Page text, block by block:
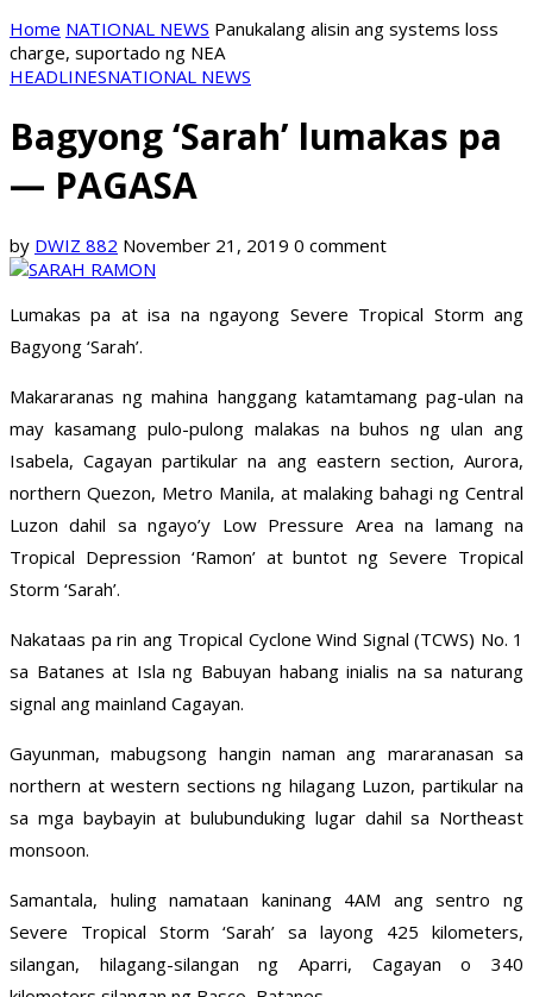
Home NATIONAL NEWS Panukalang alisin ang systems loss
charge, suportado ng NEA
HEADLINESNATIONAL NEWS
Bagyong ‘Sarah’ lumakas pa
— PAGASA
by DWIZ 882 November 21, 2019 0 comment
Lumakas pa at isa na ngayong Severe Tropical Storm ang
Bagyong ‘Sarah’.
Makararanas ng mahina hanggang katamtamang pag-ulan na
may kasamang pulo-pulong malakas na buhos ng ulan ang
Isabela, Cagayan partikular na ang eastern section, Aurora,
northern Quezon, Metro Manila, at malaking bahagi ng Central
Luzon dahil sa ngayo’y Low Pressure Area na lamang na
Tropical Depression ‘Ramon’ at buntot ng Severe Tropical
Storm ‘Sarah’.
Nakataas pa rin ang Tropical Cyclone Wind Signal (TCWS) No. 1
sa Batanes at Isla ng Babuyan habang inialis na sa naturang
signal ang mainland Cagayan.
Gayunman, mabugsong hangin naman ang mararanasan sa
northern at western sections ng hilagang Luzon, partikular na
sa mga baybayin at bulubunduking lugar dahil sa Northeast
monsoon.
Samantala, huling namataan kaninang 4AM ang sentro ng
Severe Tropical Storm ‘Sarah’ sa layong 425 kilometers,
silangan, hilagang-silangan ng Aparri, Cagayan o 340